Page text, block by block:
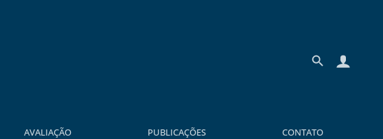
AVALIAÇÃO PUBLICAÇÕES CONTATO